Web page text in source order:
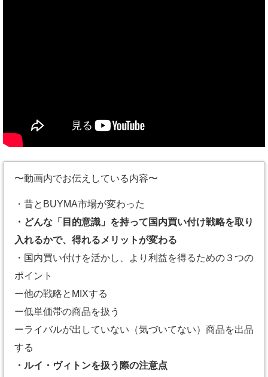
〜動画内でお伝えしている内容〜
・昔とBUYMA市場が変わった
・どんな「目的意識」を持って国内買い付け戦略を取り
入れるかで、得れるメリットが変わる
・国内買い付けを活かし、より利益を得るための３つの
ポイント
ー他の戦略とMIXする
ー低単価帯の商品を扱う
ーライバルが出していない（気づいてない）商品を出品
する
・ルイ・ヴィトンを扱う際の注意点